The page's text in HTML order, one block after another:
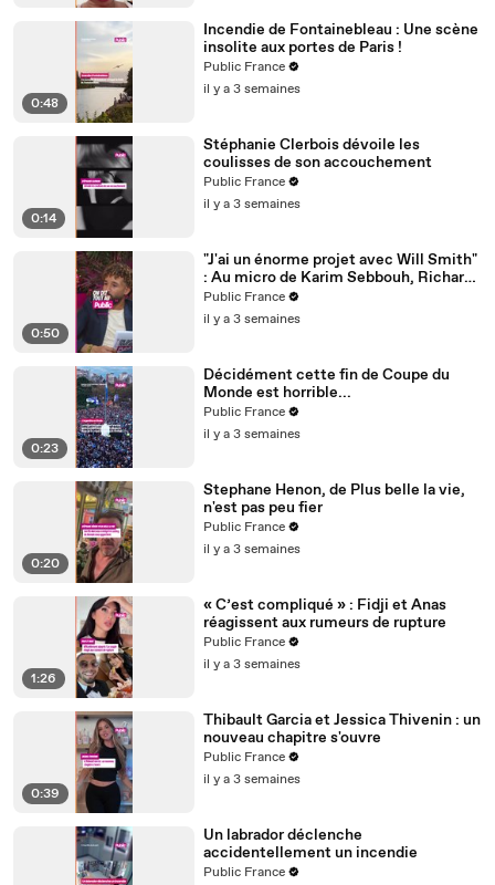
0:48
Incendie de Fontainebleau : Une scène
insolite aux portes de Paris !
Public France
il y a 3 semaines
0:14
Stéphanie Clerbois dévoile les
coulisses de son accouchement
Public France
il y a 3 semaines
0:50
"J'ai un énorme projet avec Will Smith"
: Au micro de Karim Sebbouh, Richard
Orlinski dit tout au Public
Public France
il y a 3 semaines
0:23
Décidément cette fin de Coupe du
Monde est horrible...
Public France
il y a 3 semaines
0:20
Stephane Henon, de Plus belle la vie,
n'est pas peu fier
Public France
il y a 3 semaines
1:26
« C’est compliqué » : Fidji et Anas
réagissent aux rumeurs de rupture
Public France
il y a 3 semaines
0:39
Thibault Garcia et Jessica Thivenin : un
nouveau chapitre s'ouvre
Public France
il y a 3 semaines
Un labrador déclenche
accidentellement un incendie
Public France